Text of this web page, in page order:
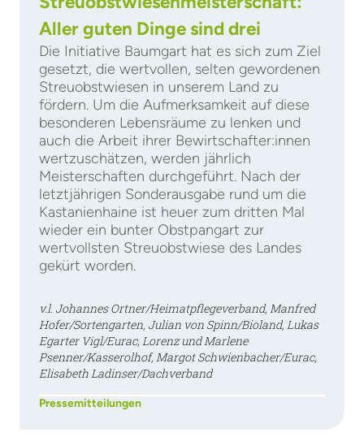
Aller guten Dinge sind drei
Die Initiative Baumgart hat es sich zum Ziel
gesetzt, die wertvollen, selten gewordenen
Streuobstwiesen in unserem Land zu
fördern. Um die Aufmerksamkeit auf diese
besonderen Lebensräume zu lenken und
auch die Arbeit ihrer Bewirtschafter:innen
wertzuschätzen, werden jährlich
Meisterschaften durchgeführt. Nach der
letztjährigen Sonderausgabe rund um die
Kastanienhaine ist heuer zum dritten Mal
wieder ein bunter Obstpangart zur
wertvollsten Streuobstwiese des Landes
gekürt worden.
v.l. Johannes Ortner/Heimatpflegeverband, Manfred
Hofer/Sortengarten, Julian von Spinn/Bioland, Lukas
Egarter Vigl/Eurac, Lorenz und Marlene
Psenner/Kasserolhof, Margot Schwienbacher/Eurac,
Elisabeth Ladinser/Dachverband
Pressemitteilungen